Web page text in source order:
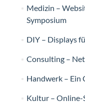
Medizin –
Symposium
DIY – Displays
Consulting –
Handwerk – Ein
Kultur – Online-